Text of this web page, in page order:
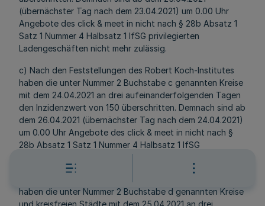
(übernächster Tag nach dem 23.04.2021) um 0.00 Uhr
Angebote des click & meet in nicht nach § 28b Absatz 1
Satz 1 Nummer 4 Halbsatz 1 IfSG privilegierten
Ladengeschäften nicht mehr zulässig.
c) Nach den Feststellungen des Robert Koch-Institutes
haben die unter Nummer 2 Buchstabe c genannten Kreise
mit dem 24.04.2021 an drei aufeinanderfolgenden Tagen
den Inzidenzwert von 150 überschritten. Demnach sind ab
dem 26.04.2021 (übernächster Tag nach dem 24.04.2021)
um 0.00 Uhr Angebote des click & meet in nicht nach §
28b Absatz 1 Satz 1 Nummer 4 Halbsatz 1 IfSG
privilegierten Ladengeschäften nicht mehr zulässig.
haben die unter Nummer 2 Buchstabe d genannten Kreise
und kreisfreien Städte mit dem 25.04.2021 an drei